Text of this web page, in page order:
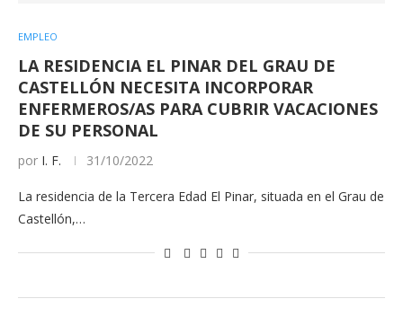
EMPLEO
LA RESIDENCIA EL PINAR DEL GRAU DE
CASTELLÓN NECESITA INCORPORAR
ENFERMEROS/AS PARA CUBRIR VACACIONES
DE SU PERSONAL
por I. F. 31/10/2022
La residencia de la Tercera Edad El Pinar, situada en el Grau de
Castellón,…